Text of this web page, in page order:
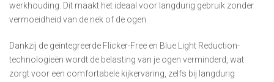
werkhouding. Dit maakt het ideaal voor langdurig gebruik zonder
vermoeidheid van de nek of de ogen.
Dankzij de geïntegreerde Flicker-Free en Blue Light Reduction-
technologieën wordt de belasting van je ogen verminderd, wat
zorgt voor een comfortabele kijkervaring, zelfs bij langdurig